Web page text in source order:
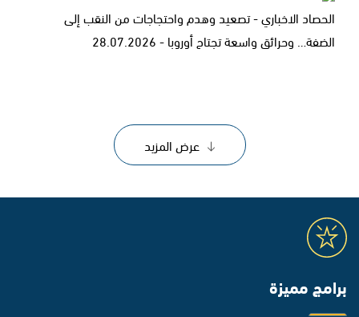
الحصاد الاخباري - تصعيد وهدم واحتجاجات من النقب إلى
الضفة… وحرائق واسعة تجتاح أوروبا - 28.07.2026
عرض المزيد
برامج مميزة